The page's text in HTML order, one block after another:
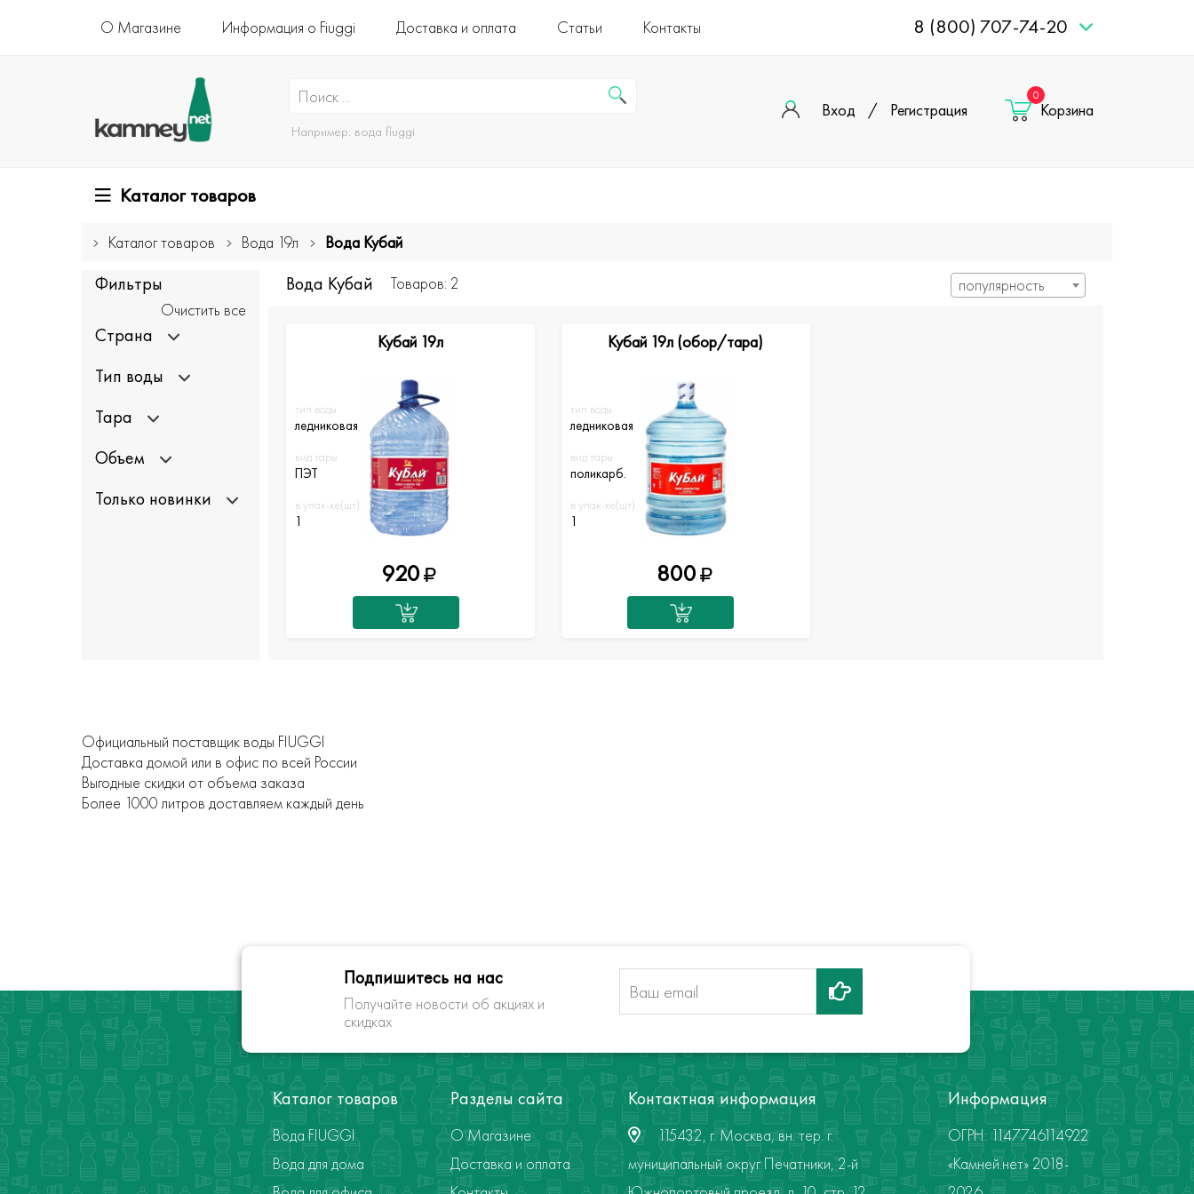
О Магазине Информация о Fiuggi Доставка и оплата Статьи Контакты 8 (800) 707-74-20
Например: вода fiuggi
Вход / Регистрация
0
Корзина
Каталог товаров
Каталог товаров Вода 19л Вода Кубай
Фильтры
Очистить все
Страна
Тип воды
Тара
Объем
Только новинки
Вода Кубай Товаров: 2 популярность
тип воды
ледниковая
вид тары
ПЭТ
в упак-ке(шт)
1
Кубай 19л
920
тип воды
ледниковая
вид тары
поликарб.
в упак-ке(шт)
1
Кубай 19л (обор/тара)
800
Официальный поставщик воды FIUGGI
Доставка домой или в офис по всей России
Выгодные скидки от объема заказа
Более 1000 литров доставляем каждый день
Подпишитесь на нас
Получайте новости об акциях и
скидках
Каталог товаров
Вода FIUGGI
Вода для дома
Разделы сайта
О Магазине
Доставка и оплата
Контактная информация
115432, г. Москва, вн. тер. г.
муниципальный округ Печатники, 2-й
Информация
ОГРН: 1147746114922
«Камней.нет» 2018-